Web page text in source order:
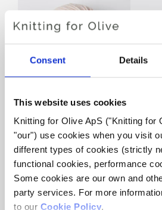
Consent Details
This website uses cookies
Knitting for Olive ApS ("Knitting for
"our") use cookies when you visit
different types of cookies (strictly
functional cookies, performance
Some cookies are our own and
party services. For more
to our Cookie Policy.
HEAVY MERINO -
BALLERINA
SALE PRICE
€8,30